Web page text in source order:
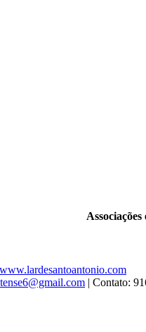
www.lardesantoantonio.com
| Contato: